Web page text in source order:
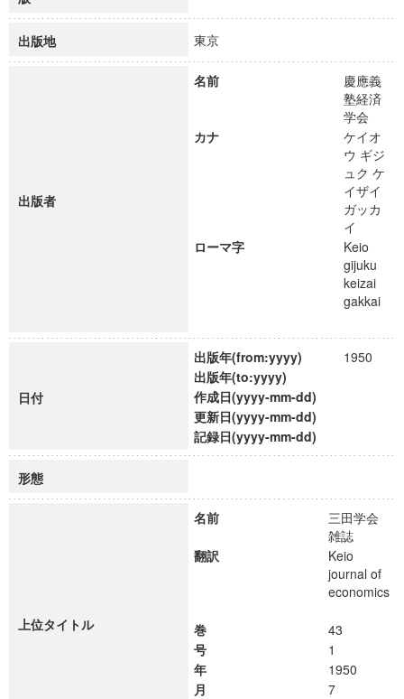
出版地 東京
出版者
名前
慶應義
塾経済
学会
カナ
ケイオ
ウ ギジ
ュク ケ
イザイ
ガッカ
イ
ローマ字
Keio
gijuku
keizai
gakkai
日付
出版年(from:yyyy)
1950
出版年(to:yyyy)
作成日(yyyy-mm-dd)
更新日(yyyy-mm-dd)
記録日(yyyy-mm-dd)
形態
上位タイトル
名前
三田学会
雑誌
翻訳
Keio
journal of
economics
巻
43
号
1
年
1950
月
7